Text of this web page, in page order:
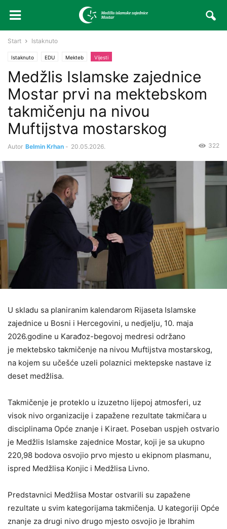
Start Istaknuto
Istaknuto EDU Mekteb Vijesti
Medžlis Islamske zajednice
Mostar prvi na mektebskom
takmičenju na nivou
Muftijstva mostarskog
Autor Belmin Krhan - 20.05.2026. 322
U skladu sa planiranim kalendarom Rijaseta Islamske
zajednice u Bosni i Hercegovini, u nedjelju, 10. maja
2026.godine u Karađoz-begovoj medresi održano
je mektebsko takmičenje na nivou Muftijstva mostarskog,
na kojem su učešće uzeli polaznici mektepske nastave iz
deset medžlisa.
Takmičenje je proteklo u izuzetno lijepoj atmosferi, uz
visok nivo organizacije i zapažene rezultate takmičara u
disciplinama Opće znanje i Kiraet. Poseban uspjeh ostvario
je Medžlis Islamske zajednice Mostar, koji je sa ukupno
220,98 bodova osvojio prvo mjesto u ekipnom plasmanu,
ispred Medžlisa Konjic i Medžlisa Livno.
Predstavnici Medžlisa Mostar ostvarili su zapažene
rezultate u svim kategorijama takmičenja. U kategoriji Opće
znanje za drugi nivo drugo mjesto osvojio je Ibrahim